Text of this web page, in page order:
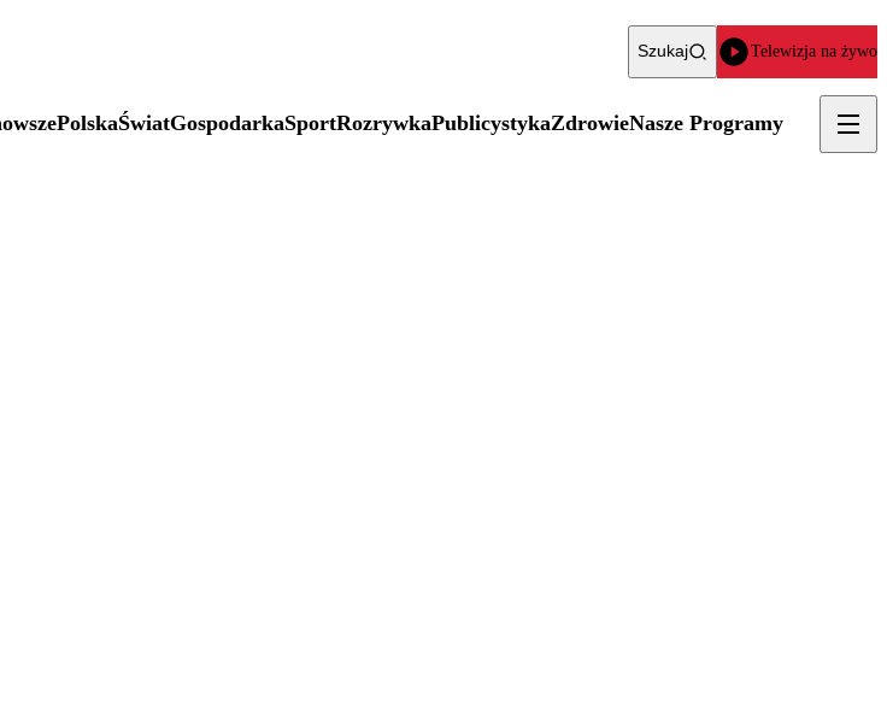
Szukaj Telewizja na żywo
PolskaŚwiatGospodarkaSportRozrywkaPublicystykaZdrowieNasze Programy